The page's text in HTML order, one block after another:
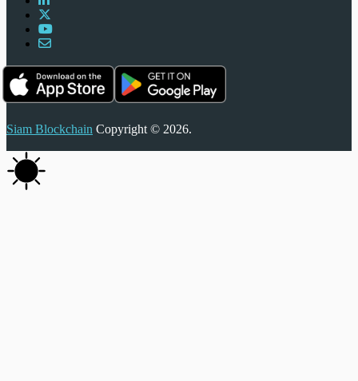
Siam Blockchain Copyright © 2026.